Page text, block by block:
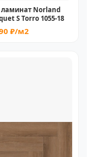
ламинат Norland
S Torro 1055-18
₽/м2